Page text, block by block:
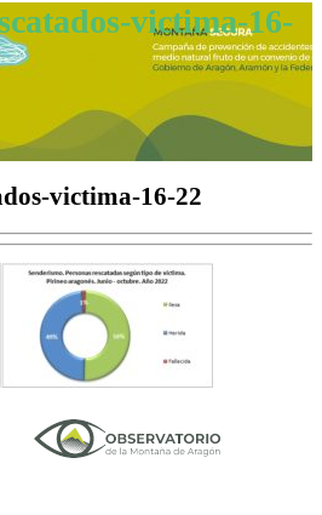
victima-16-
victima-16-22